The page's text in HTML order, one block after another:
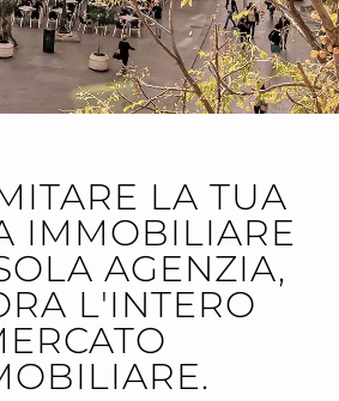
LA TUA
IMMOBILIARE
AGENZIA,
L'INTERO